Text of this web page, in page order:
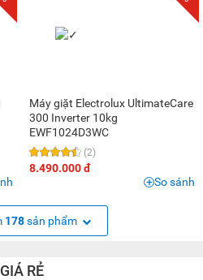
Máy giặt Electrolux UltimateCare
300 Inverter 10kg
EWF1024D3WC
(2)
8.490.000 đ
So sánh
178sản phẩm
RẺ